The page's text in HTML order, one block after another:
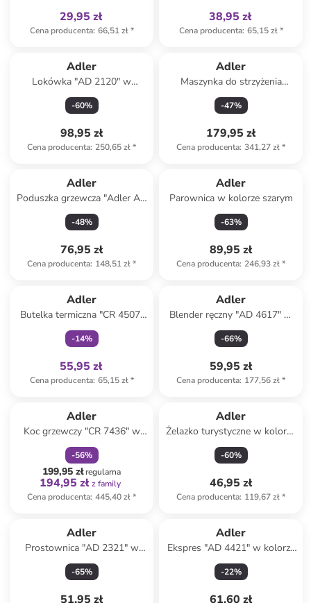
29,95 zł
Cena producenta: 66,51 zł*
38,95 zł
Cena producenta: 65,15 zł*
Adler
Lokówka "AD 2120" w
kolorze jasnoróżowo-czarnym
-60%
98,95 zł
Cena producenta: 250,65 zł*
Adler
Maszynka do strzyżenia
włosów "AD 2831" w kolorze
srebrno-szarym
-47%
179,95 zł
Cena producenta: 341,27 zł*
Adler
Poduszka grzewcza "Adler AD
7403" w kolorze szarym
-48%
76,95 zł
Cena producenta: 148,51 zł*
Adler
Parownica w kolorze szarym
-63%
89,95 zł
Cena producenta: 246,93 zł*
Adler
Butelka termiczna "CR 4507"
w kolorze czarnym - 473 ml
-14%
55,95 zł
Cena producenta: 65,15 zł*
Adler
Blender ręczny "AD 4617" w
kolorze czarnym
-66%
59,95 zł
Cena producenta: 177,56 zł*
Adler
Koc grzewczy "CR 7436" w
kolorze jasnobrązowym - 160
x 150 cm
-56%
199,95 złregularna
194,95 zł z family
Cena producenta: 445,40 zł*
Adler
Żelazko turystyczne w kolorze
biało-czarno-turkusowym
-60%
46,95 zł
Cena producenta: 119,67 zł*
Adler
Prostownica "AD 2321" w
kolorze białym
-65%
51,95 zł
Adler
Ekspres "AD 4421" w kolorze
czarnym do espresso - 320 ml
-22%
61,60 zł